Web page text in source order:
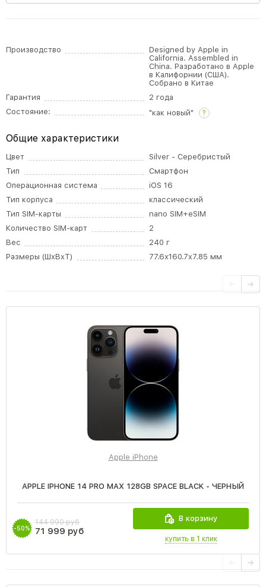
Производство
Designed by Apple in
California. Assembled in
China. Разработано в Apple
в Калифорнии (США).
Собрано в Китае
Гарантия
2 года
Состояние:
"как новый" ?
Общие характеристики
Цвет
Silver - Серебристый
Тип
Смартфон
Операционная система
iOS 16
Тип корпуса
классический
Тип SIM-карты
nano SIM+eSIM
Количество SIM-карт
2
Вес
240 г
Размеры (ШxВxТ)
77.6x160.7x7.85 мм
Apple iPhone
APPLE IPHONE 14 PRO MAX 128GB SPACE BLACK - ЧЕРНЫЙ
-50%
144 990 руб
71 999 руб
В корзину
купить в 1 клик